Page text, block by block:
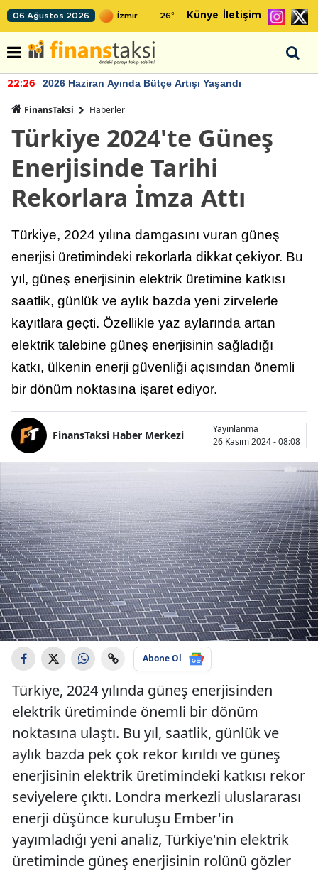
06 Ağustos 2026 26° Künye İletişim
22:26 2026 Haziran Ayında Bütçe Artışı Yaşandı
FinansTaksi Haberler
Türkiye 2024'te Güneş
Enerjisinde Tarihi
Rekorlara İmza Attı
Türkiye, 2024 yılına damgasını vuran güneş
enerjisi üretimindeki rekorlarla dikkat çekiyor. Bu
yıl, güneş enerjisinin elektrik üretimine katkısı
saatlik, günlük ve aylık bazda yeni zirvelerle
kayıtlara geçti. Özellikle yaz aylarında artan
elektrik talebine güneş enerjisinin sağladığı
katkı, ülkenin enerji güvenliği açısından önemli
bir dönüm noktasına işaret ediyor.
FinansTaksi Haber Merkezi
Yayınlanma
26 Kasım 2024 - 08:08
Abone Ol
Türkiye, 2024 yılında güneş enerjisinden
elektrik üretiminde önemli bir dönüm
noktasına ulaştı. Bu yıl, saatlik, günlük ve
aylık bazda pek çok rekor kırıldı ve güneş
enerjisinin elektrik üretimindeki katkısı rekor
seviyelere çıktı. Londra merkezli uluslararası
enerji düşünce kuruluşu Ember'in
yayımladığı yeni analiz, Türkiye'nin elektrik
üretiminde güneş enerjisinin rolünü gözler